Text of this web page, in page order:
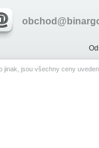
jinak, jsou všechny ceny